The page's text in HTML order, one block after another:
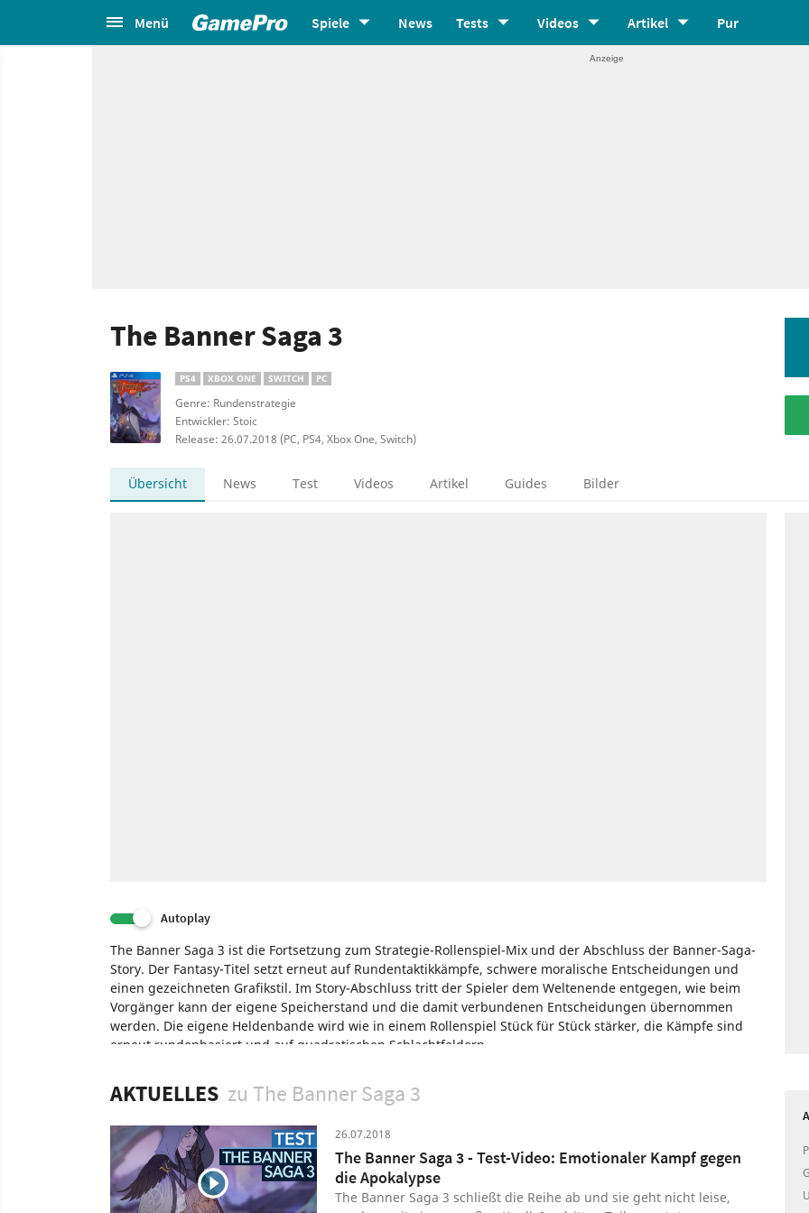
Menü Spiele News Tests Videos Artikel Pur
The Banner Saga 3
PS4 XBOX ONE SWITCH PC
Genre: Rundenstrategie
Entwickler: Stoic
Release: 26.07.2018 (PC, PS4, Xbox One, Switch)
Übersicht News Test Videos Artikel Guides Bilder
Autoplay
The Banner Saga 3 ist die Fortsetzung zum Strategie-Rollenspiel-Mix und der Abschluss der Banner-Saga-
Story. Der Fantasy-Titel setzt erneut auf Rundentaktikkämpfe, schwere moralische Entscheidungen und
einen gezeichneten Grafikstil. Im Story-Abschluss tritt der Spieler dem Weltenende entgegen, wie beim
Vorgänger kann der eigene Speicherstand und die damit verbundenen Entscheidungen übernommen
werden. Die eigene Heldenbande wird wie in einem Rollenspiel Stück für Stück stärker, die Kämpfe sind
erneut rundenbasiert und auf quadratischen Schlachtfeldern.
AKTUELLES zu The Banner Saga 3
26.07.2018
The Banner Saga 3 - Test-Video: Emotionaler Kampf gegen
die Apokalypse
The Banner Saga 3 schließt die Reihe ab und sie geht nicht leise,